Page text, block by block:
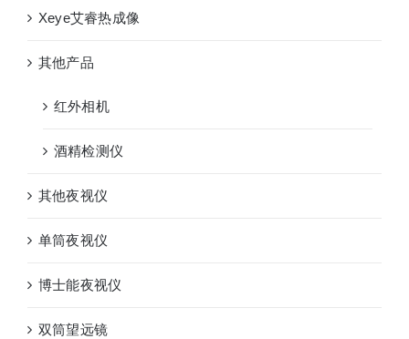
Xeye艾睿热成像
其他产品
红外相机
酒精检测仪
其他夜视仪
单筒夜视仪
博士能夜视仪
双筒望远镜